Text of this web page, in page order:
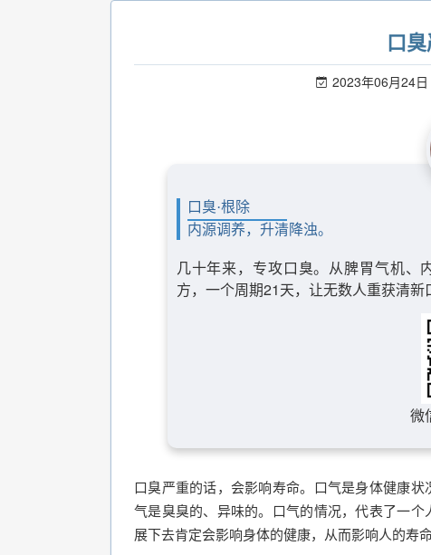
口
2023年06月24日
口臭·根除
内源调养，升清降浊。
几十年来，专攻口臭。从脾胃气机、
方，一个周期21天，让无数人重获清新
微
口臭严重的话，会影响寿命。口气是身体健康
气是臭臭的、异味的。口气的情况，代表了一
展下去肯定会影响身体的健康，从而影响人的寿命